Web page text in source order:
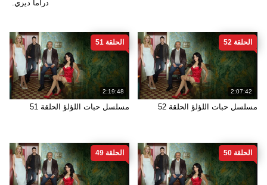
دراما ديزي.
2:07:42
الحلقة 52
مسلسل حبات اللؤلؤ الحلقة 52
2:19:48
الحلقة 51
مسلسل حبات اللؤلؤ الحلقة 51
الحلقة 50 الحلقة 49